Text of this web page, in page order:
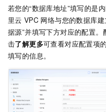
若您的“数据库地址”填写的是
里云 VPC 网络与您的数据库
据源”并填写下方对应的配置
击了解更多可查看对应配置项
填写的信息。